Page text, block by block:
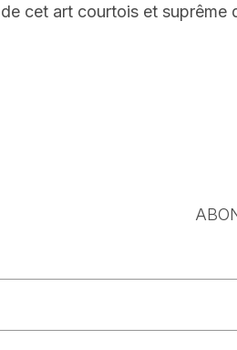
de cet art courtois et suprême